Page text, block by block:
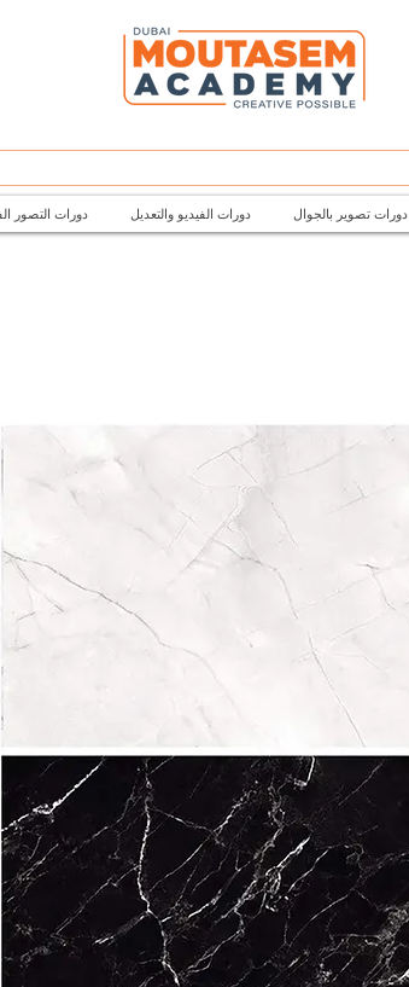
دورات التصور دورات الفيديو والتعديل دورات تصوير بالجوال